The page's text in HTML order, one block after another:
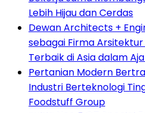
Lebih Hijau dan Cerdas
Dewan Architects +
sebagai Firma
Terbaik di Asia dalam
Pertanian Modern
Industri Berteknologi
Foodstuff Group